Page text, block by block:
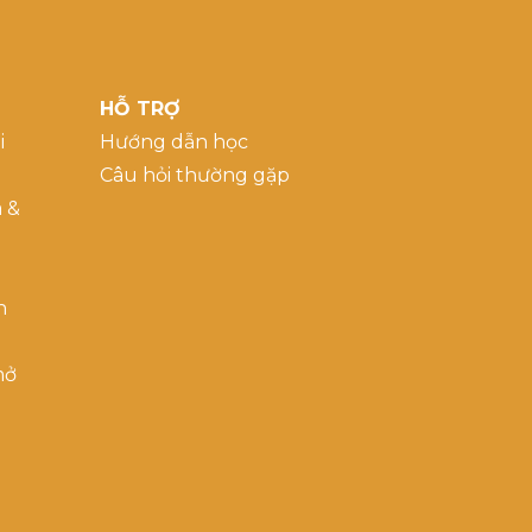
&
HỖ TRỢ
Hướng dẫn học
Câu hỏi thường gặp